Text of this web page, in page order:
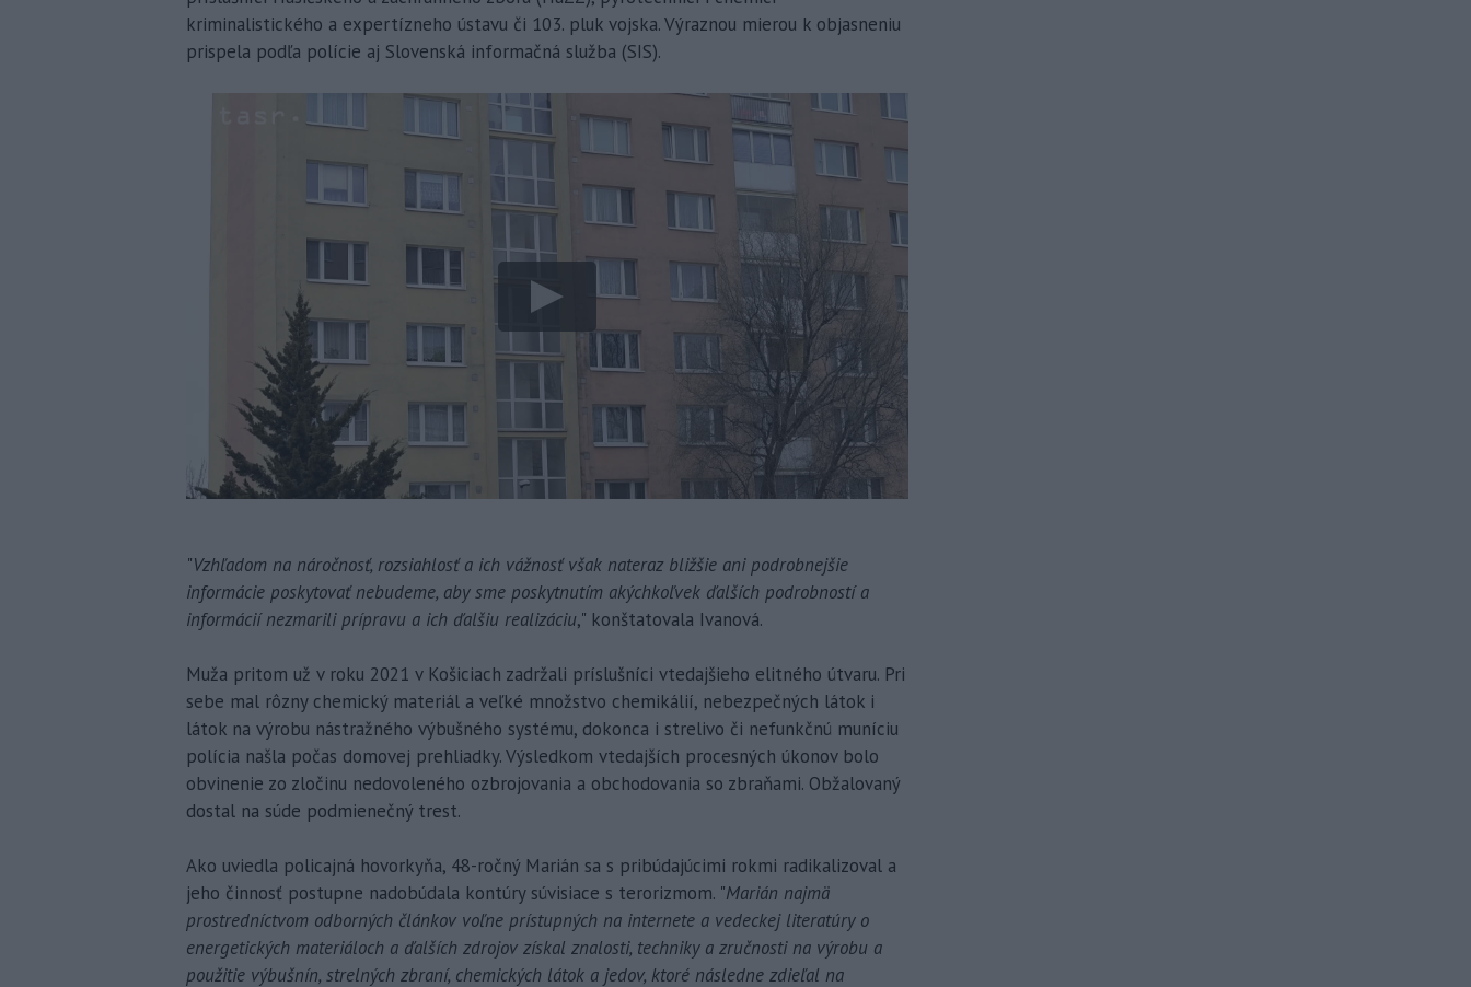
kriminalistického a expertízneho ústavu či 103. pluk vojska. Výraznou mierou k objasneniu
prispela podľa polície aj Slovenská informačná služba (SIS).
"Vzhľadom na náročnosť, rozsiahlosť a ich vážnosť však nateraz bližšie ani podrobnejšie
informácie poskytovať nebudeme, aby sme poskytnutím akýchkoľvek ďalších podrobností a
informácií nezmarili prípravu a ich ďalšiu realizáciu," konštatovala Ivanová.
Muža pritom už v roku 2021 v Košiciach zadržali príslušníci vtedajšieho elitného útvaru. Pri
sebe mal rôzny chemický materiál a veľké množstvo chemikálií, nebezpečných látok i
látok na výrobu nástražného výbušného systému, dokonca i strelivo či nefunkčnú muníciu
polícia našla počas domovej prehliadky. Výsledkom vtedajších procesných úkonov bolo
obvinenie zo zločinu nedovoleného ozbrojovania a obchodovania so zbraňami. Obžalovaný
dostal na súde podmienečný trest.
Ako uviedla policajná hovorkyňa, 48-ročný Marián sa s pribúdajúcimi rokmi radikalizoval a
jeho činnosť postupne nadobúdala kontúry súvisiace s terorizmom. "Marián najmä
prostredníctvom odborných článkov voľne prístupných na internete a vedeckej literatúry o
energetických materiáloch a ďalších zdrojov získal znalosti, techniky a zručnosti na výrobu a
použitie výbušnín, strelných zbraní, chemických látok a jedov, ktoré následne zdieľal na